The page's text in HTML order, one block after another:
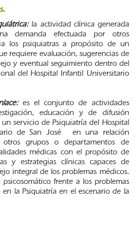
la actividad clínica generada
demanda efectuada por otros
los psiquiatras a propósito de un
requiere evaluación, sugerencias de
y eventual seguimiento dentro del
del Hospital Infantil Universitario
es el conjunto de actividades
educación y de difusión
un servicio de Psiquiatría del Hospital
de San José en una relación
otros grupos o departamentos de
médicas con el propósito de
y estrategias clínicas capaces de
integral de los problemas médicos.
psicosomático frente a los problemas
en la Psiquiatría en el escenario de la